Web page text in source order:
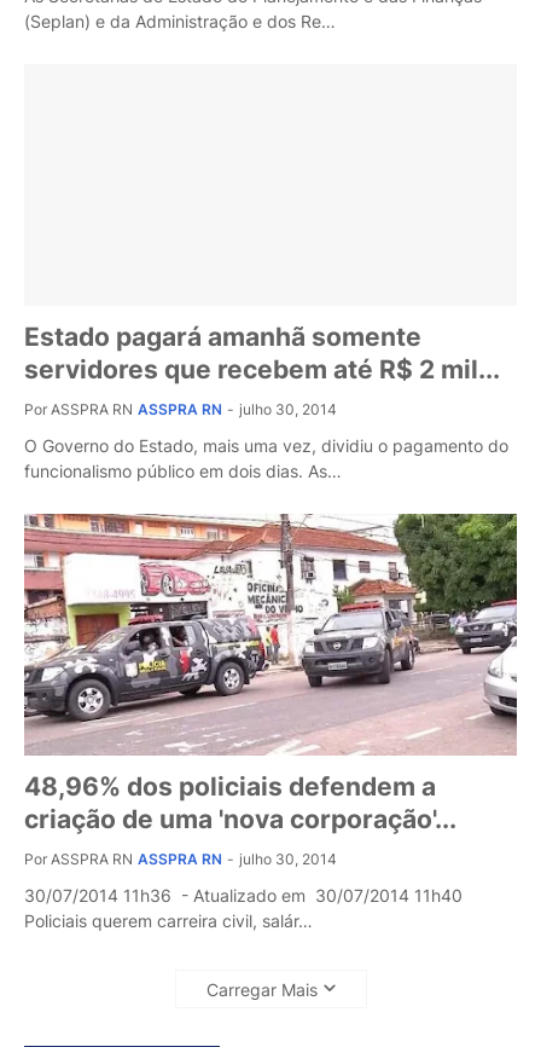
(Seplan) e da Administração e dos Re…
Estado pagará amanhã somente
servidores que recebem até R$ 2 mil...
Por ASSPRA RN ASSPRA RN - julho 30, 2014
O Governo do Estado, mais uma vez, dividiu o pagamento do
funcionalismo público em dois dias. As…
48,96% dos policiais defendem a
criação de uma 'nova corporação'...
Por ASSPRA RN ASSPRA RN - julho 30, 2014
30/07/2014 11h36 - Atualizado em 30/07/2014 11h40
Policiais querem carreira civil, salár…
Carregar Mais